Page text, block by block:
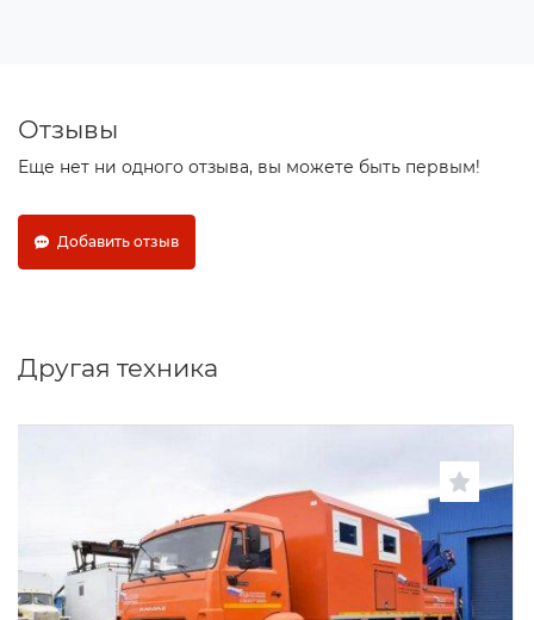
Отзывы
Еще нет ни одного отзыва, вы можете быть первым!
Добавить отзыв
Другая техника